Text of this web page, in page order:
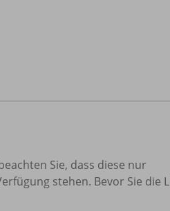
Sie, dass diese nur
stehen. Bevor Sie die